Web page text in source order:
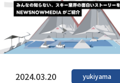
yukiyama
2024.03.20